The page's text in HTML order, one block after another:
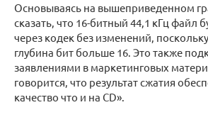
Основываясь на вышеприведенном
сказать, что 16-битный 44,1 кГц файл
через кодек без изменений,
глубина бит больше 16. Это также
заявлениями в маркетинговых
говорится, что результат сжатия
качество что и на CD».